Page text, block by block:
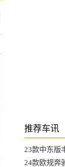
推荐车讯
23款中东版
都选装哪些
24款欧规奔